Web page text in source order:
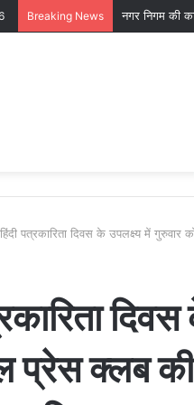
Breaking News नगर निगम की
हिंदी पत्रकारिता दिवस के उपलक्ष्य में
प्रेस क्लब